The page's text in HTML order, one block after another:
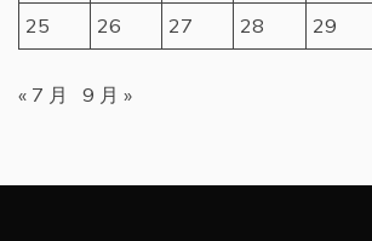
25
26 27 28 29
« 7 月 9 月 »